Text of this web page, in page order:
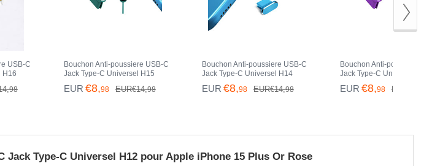
USB-C
H16
Or
98
Bouchon Anti-poussiere USB-C
Jack Type-C Universel H15
pour Apple iPhone 15 Plus Vert
EUR €8,98 EUR€14,98
Bouchon Anti-poussiere USB-C
Jack Type-C Universel H14
pour Apple iPhone 15 Plus Bleu
EUR €8,98 EUR€14,98
Bouchon Anti-poussiere
Jack Type-C Universel H13
pour Apple iPhone 15 Plus
Violet
EUR €8,98 EUR€14,
Jack Type-C Universel H12 pour Apple iPhone 15 Plus Or Rose